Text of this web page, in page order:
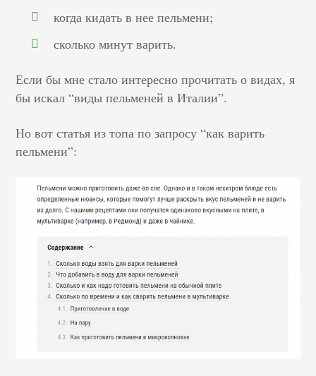
когда кидать в нее пельмени;
сколько минут варить.
Если бы мне стало интересно прочитать о видах, я
бы искал “виды пельменей в Италии”.
Но вот статья из топа по запросу “как варить
пельмени”: